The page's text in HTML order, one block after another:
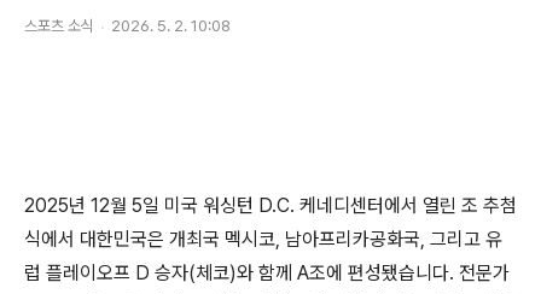
스포츠 소식 2026. 5. 2. 10:08
2025년 12월 5일 미국 워싱턴 D.C. 케네디센터에서 열린 조 추첨
식에서 대한민국은 개최국 멕시코, 남아프리카공화국, 그리고 유
럽 플레이오프 D 승자(체코)와 함께 A조에 편성됐습니다. 전문가